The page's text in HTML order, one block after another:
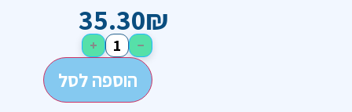
35.30₪
−
+
הוספה לסל